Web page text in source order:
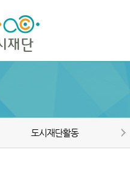
도시재단활동